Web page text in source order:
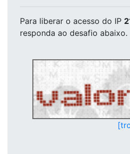
Para liberar o acesso do IP
responda ao desafio abaixo.